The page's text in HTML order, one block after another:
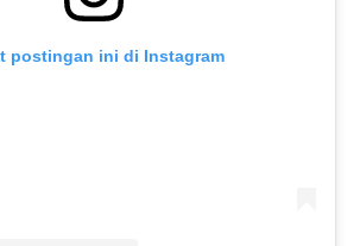
postingan ini di Instagram